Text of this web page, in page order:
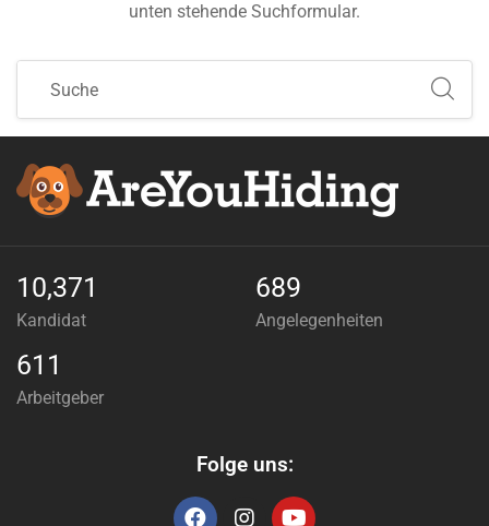
unten stehende Suchformular.
10,371
Kandidat
689
Angelegenheiten
611
Arbeitgeber
Folge uns: